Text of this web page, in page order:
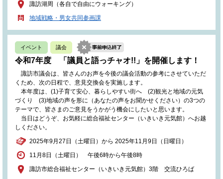
諏訪湖周（各自で自由にウォーキング）
地域戦略・男女共同参画課
イベント 議会
令和7年度 「議員と語っチャオ!!」を開催します！
諏訪市議会は、皆さんのお声を今後の議会活動の参考にさせていただ
くため、次の日程で、意見交換会を実施します。
本年度は、(1)子育て安心、暮らしやすい街へ (2)観光と地域の元気
づくり (3)地域の声を形に（あなたの声をお聞かせください）の3つの
テーマで、皆さまのご意見をうかがう機会にしたいと思います。
当日はどうぞ、お気軽に総合福祉センター（いきいき元気館）へお越
しください。
2025年9月27日（土曜日）から 2025年11月9日（日曜日）
11月8日（土曜日） 午後6時から午後8時
諏訪市総合福祉センター（いきいき元気館）3階 交流ひろば